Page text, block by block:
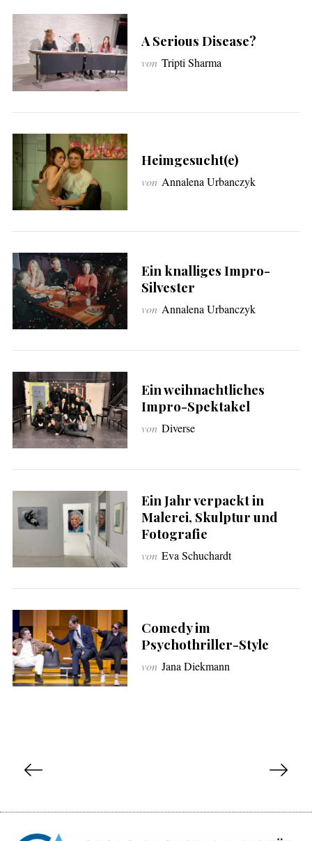
A Serious Disease?
von Tripti Sharma
Heimgesucht(e)
von Annalena Urbanczyk
Ein knalliges Impro-
Silvester
von Annalena Urbanczyk
Ein weihnachtliches
Impro-Spektakel
von Diverse
Ein Jahr verpackt in
Malerei, Skulptur und
Fotografie
von Eva Schuchardt
Comedy im
Psychothriller-Style
von Jana Diekmann
t
u
c
h
n
a
c
h